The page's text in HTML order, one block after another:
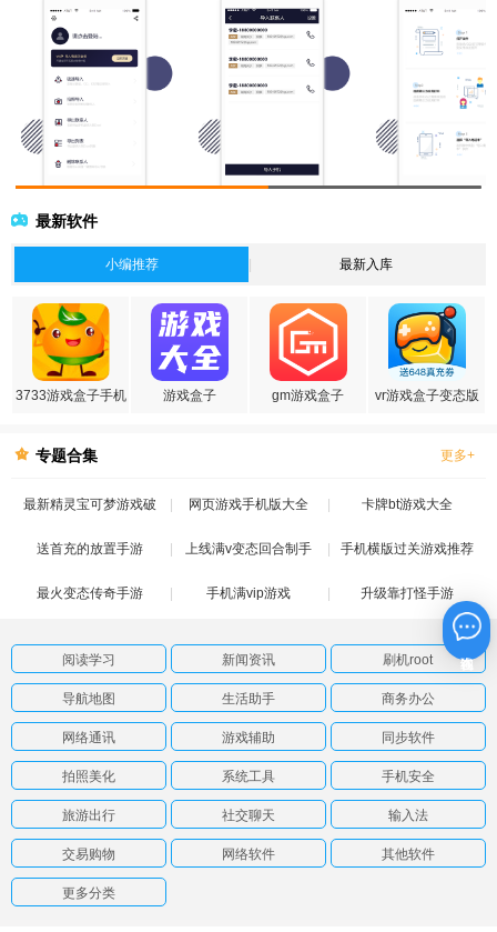
最新软件
小编推荐 最新入库
3733游戏盒子手机
游戏盒子 gm游戏盒子 vr游戏盒子变态版
专题合集 更多+
最新精灵宝可梦游戏破
解版
网页游戏手机版大全 卡牌bt游戏大全
送首充的放置手游 上线满v变态回合制手
游
手机横版过关游戏推荐
最火变态传奇手游 手机满vip游戏 升级靠打怪手游
阅读学习 新闻资讯 刷机root
导航地图 生活助手 商务办公
网络通讯 游戏辅助 同步软件
拍照美化 系统工具 手机安全
旅游出行 社交聊天 输入法
交易购物 网络软件 其他软件
更多分类